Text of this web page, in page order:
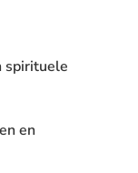
spirituele
en